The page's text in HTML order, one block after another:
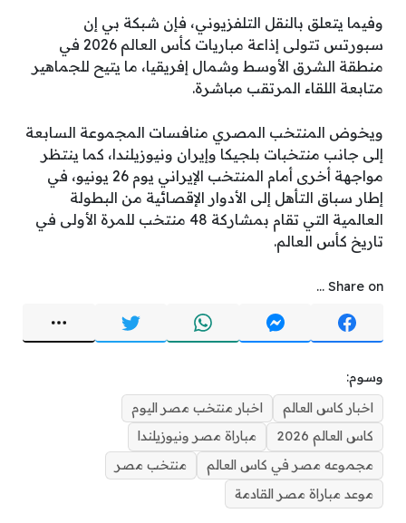
وفيما يتعلق بالنقل التلفزيوني، فإن شبكة بي إن
سبورتس تتولى إذاعة مباريات كأس العالم 2026 في
منطقة الشرق الأوسط وشمال إفريقيا، ما يتيح للجماهير
متابعة اللقاء المرتقب مباشرة.
ويخوض المنتخب المصري منافسات المجموعة السابعة
إلى جانب منتخبات بلجيكا وإيران ونيوزيلندا، كما ينتظر
مواجهة أخرى أمام المنتخب الإيراني يوم 26 يونيو، في
إطار سباق التأهل إلى الأدوار الإقصائية من البطولة
العالمية التي تقام بمشاركة 48 منتخب للمرة الأولى في
تاريخ كأس العالم.
Share on ...
وسوم:
اخبار كاس العالم
اخبار منتخب مصر اليوم
كاس العالم 2026
مباراة مصر ونيوزيلندا
مجموعه مصر في كاس العالم
منتخب مصر
موعد مباراة مصر القادمة